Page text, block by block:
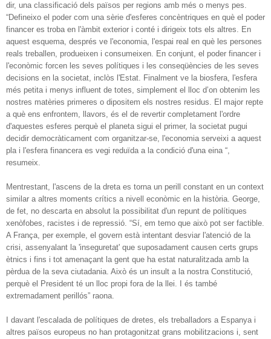
dir, una classificació dels països per regions amb més o menys pes.
“Defineixo el poder com una sèrie d'esferes concèntriques en què el poder
financer es troba en l'àmbit exterior i conté i dirigeix tots els altres. En
aquest esquema, després ve l'economia, l'espai real en què les persones
reals treballen, produeixen i consumeixen. En conjunt, el poder financer i
l'econòmic forcen les seves polítiques i les conseqüències de les seves
decisions en la societat, inclòs l'Estat. Finalment ve la biosfera, l'esfera
més petita i menys influent de totes, simplement el lloc d’on obtenim les
nostres matèries primeres o dipositem els nostres residus. El major repte
a què ens enfrontem, llavors, és el de revertir completament l'ordre
d'aquestes esferes perquè el planeta sigui el primer, la societat pugui
decidir democràticament com organitzar-se, l'economia serveixi a aquest
pla i l'esfera financera es vegi reduïda a la condició d'una eina “,
resumeix.
Mentrestant, l'ascens de la dreta es torna un perill constant en un context
similar a altres moments crítics a nivell econòmic en la història. George,
de fet, no descarta en absolut la possibilitat d'un repunt de polítiques
xenòfobes, racistes i de repressió. “Sí, em temo que això pot ser factible.
A França, per exemple, el govern està intentant desviar l'atenció de la
crisi, assenyalant la 'inseguretat' que suposadament causen certs grups
ètnics i fins i tot amenaçant la gent que ha estat naturalitzada amb la
pèrdua de la seva ciutadania. Això és un insult a la nostra Constitució,
perquè el President té un lloc propi fora de la llei. I és també
extremadament perillós” raona.
I davant l'escalada de polítiques de dretes, els treballadors a Espanya i
altres països europeus no han protagonitzat grans mobilitzacions i, sent